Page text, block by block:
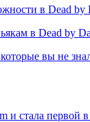
в Dead by
в Dead by
вы не
и стала первой